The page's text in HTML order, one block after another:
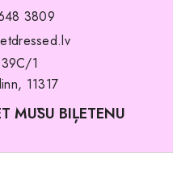
tiesībām
un nosacījumi
kleitas
3809
1
11317
MŪSU BIĻETENU